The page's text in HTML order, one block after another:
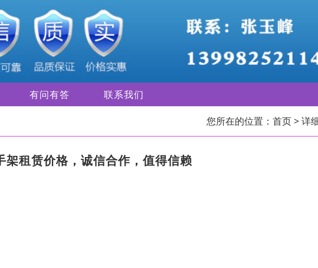
有问有答 联系我们
您所在的位置： 首页> 详
架租赁价格，诚信合作，值得信赖